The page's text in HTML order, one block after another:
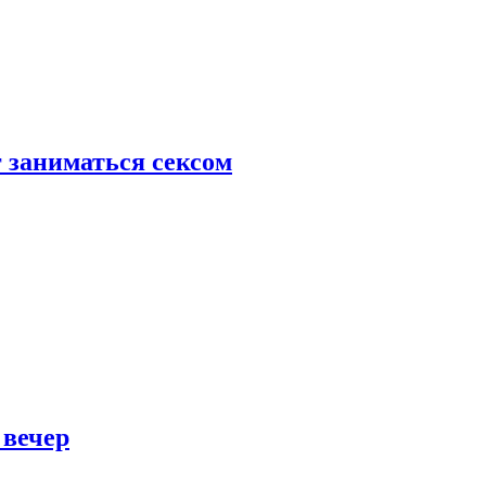
сексом